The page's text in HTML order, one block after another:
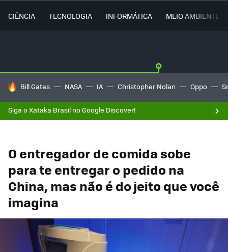
CIÊNCIA TECNOLOGIA INFORMÁTICA MEIO AMBIENTE
TENDÊNCIAS DO DIA
Bill Gates NASA IA Christopher Nolan Oppo
Siga o Xataka Brasil no Google Discover!
O entregador de comida sobe
para te entregar o pedido na
China, mas não é do jeito que você
imagina